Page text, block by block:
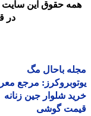
حقوق این سایت
در
باحال مگ
مرجع معرفی
شلوار جین زنانه
گوشی